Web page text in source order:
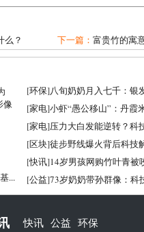
么？ 下一篇： 富贵竹的寓
...
[环保]八旬奶奶月入七千：银
[家电]小虾“愚公移山”：丹霞
[家电]压力大白发能逆转？科
[区块]徒步野线爆火背后科技
[快讯]14岁男孩网购竹叶青被
[公益]73岁奶奶带孙群像：科
快讯 公益 环保